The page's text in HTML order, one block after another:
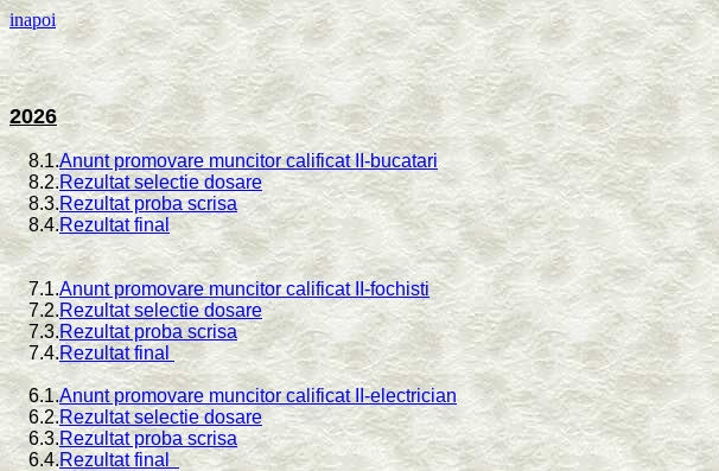
inapoi
2026
8.1.Anunt promovare muncitor calificat II-bucatari
8.2.Rezultat selectie dosare
8.3.Rezultat proba scrisa
8.4.Rezultat final
7.1.Anunt promovare muncitor calificat II-fochisti
7.2.Rezultat selectie dosare
7.3.Rezultat proba scrisa
7.4.Rezultat final
6.1.Anunt promovare muncitor calificat II-electrician
6.2.Rezultat selectie dosare
6.3.Rezultat proba scrisa
6.4.Rezultat final